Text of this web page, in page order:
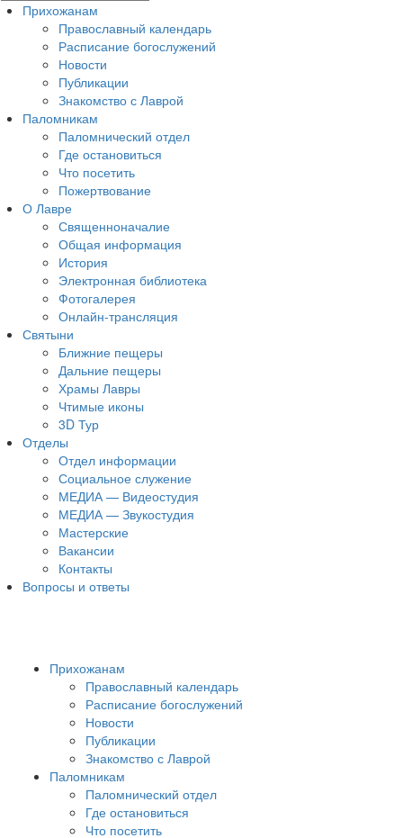
Прихожанам
Православный календарь
Расписание богослужений
Новости
Публикации
Знакомство с Лаврой
Паломникам
Паломнический отдел
Где остановиться
Что посетить
Пожертвование
О Лавре
Священноначалие
Общая информация
История
Электронная библиотека
Фотогалерея
Онлайн-трансляция
Святыни
Ближние пещеры
Дальние пещеры
Храмы Лавры
Чтимые иконы
3D Тур
Отделы
Отдел информации
Социальное служение
МЕДИА — Видеостудия
МЕДИА — Звукостудия
Мастерские
Вакансии
Контакты
Вопросы и ответы
Прихожанам
Православный календарь
Расписание богослужений
Новости
Публикации
Знакомство с Лаврой
Паломникам
Паломнический отдел
Где остановиться
Что посетить